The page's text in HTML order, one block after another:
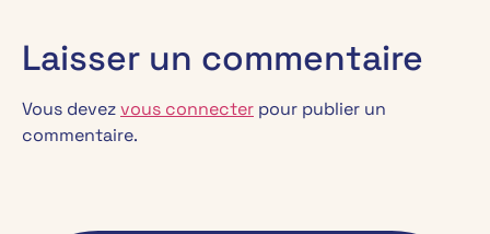
Laisser un commentaire
Vous devezvous connecter pour publier un
commentaire.